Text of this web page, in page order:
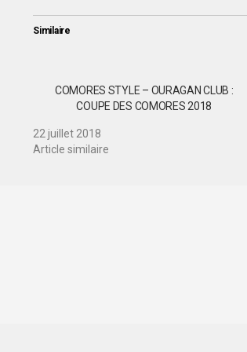
Similaire
COMORES STYLE – OURAGAN CLUB :
COUPE DES COMORES 2018
22 juillet 2018
Article similaire